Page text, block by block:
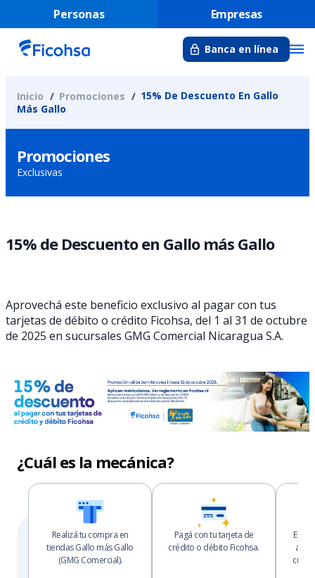
Personas Empresas
Banca en línea
Inicio Promociones
15% De Descuento En Gallo
Más Gallo
Promociones
Exclusivas
15% de Descuento en Gallo más Gallo
Aprovechá este beneficio exclusivo al pagar con tus
tarjetas de débito o crédito Ficohsa, del 1 al 31 de octubre
de 2025 en sucursales GMG Comercial Nicaragua S.A.
¿Cuál es la mecánica?
Realizá tu compra en
tiendas Gallo más Gallo
(GMG Comercial).
Pagá con tu tarjeta de
crédito o débito Ficohsa.
El